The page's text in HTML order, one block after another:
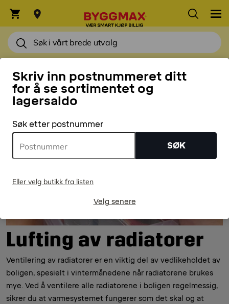
Skriv inn postnummeret ditt
for å se sortimentet og
lagersaldo
Søk etter postnummer
SØK
Eller velg butikk fra listen
Velg senere
HJEM
Lufting av radiatorer
Ventilering av radiatorer er en viktig del av vedlikeholdet av
boligen, spesielt i vintermånedene når radiatorene brukes
mye. Ved å ventilere alle radiatorene i boligen regelmessig,
sikrer du at varmesystemet fungerer som det skal og at